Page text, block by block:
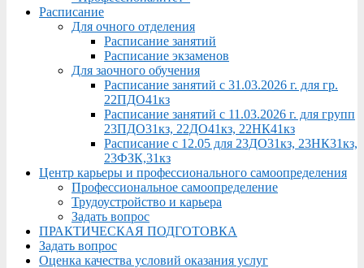
Расписание
Для очного отделения
Расписание занятий
Расписание экзаменов
Для заочного обучения
Расписание занятий с 31.03.2026 г. для гр.
22ПДО41кз
Расписание занятий с 11.03.2026 г. для групп
23ПДО31кз, 22ДО41кз, 22НК41кз
Расписание с 12.05 для 23ДО31кз, 23НК31кз,
23ФЗК,31кз
Центр карьеры и профессионального самоопределения
Профессиональное самоопределение
Трудоустройство и карьера
Задать вопрос
ПРАКТИЧЕСКАЯ ПОДГОТОВКА
Задать вопрос
Оценка качества условий оказания услуг